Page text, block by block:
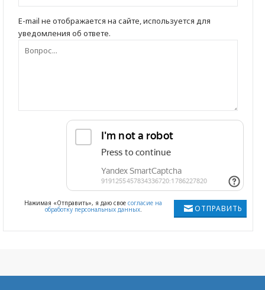
E-mail не отображается на сайте, используется для
уведомления об ответе.
ОТПРАВИТЬ
Нажимая «Отправить», я даю свое согласие на
обработку персональных данных.